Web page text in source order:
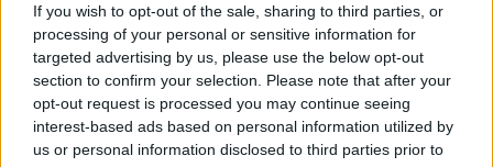
If you wish to opt-out of the sale, sharing to third parties, or
processing of your personal or sensitive information for
targeted advertising by us, please use the below opt-out
section to confirm your selection. Please note that after your
opt-out request is processed you may continue seeing
interest-based ads based on personal information utilized by
us or personal information disclosed to third parties prior to
Asili Nido